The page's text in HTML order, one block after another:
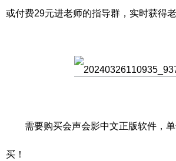
或付费29元进老师的指导群，实时获得
需要购买会声会影中文正版软件，
买！